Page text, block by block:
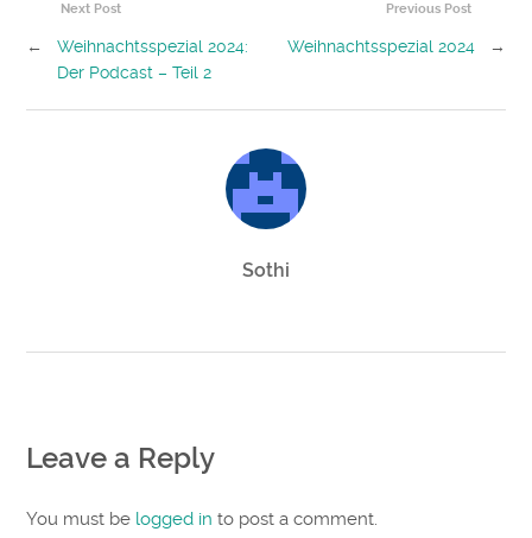
Previous Post
Weihnachtsspezial 2024 →
Next Post
←
Weihnachtsspezial 2024:
Der Podcast – Teil 2
Sothi
Leave a Reply
You must be logged in to post a comment.